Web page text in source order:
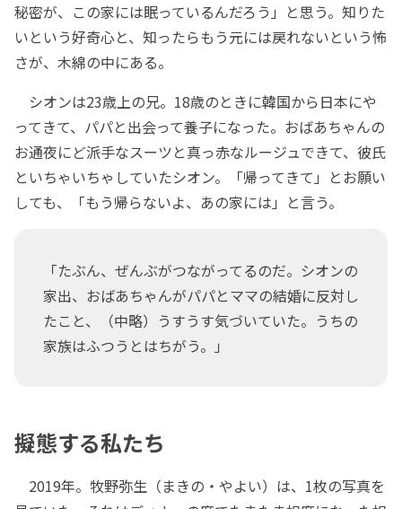
秘密が、この家には眠っているんだろう」と思う。知りた
いという好奇心と、知ったらもう元には戻れないという怖
さが、木綿の中にある。
シオンは23歳上の兄。18歳のときに韓国から日本にや
ってきて、パパと出会って養子になった。おばあちゃんの
お通夜にど派手なスーツと真っ赤なルージュできて、彼氏
といちゃいちゃしていたシオン。「帰ってきて」とお願い
しても、「もう帰らないよ、あの家には」と言う。
「たぶん、ぜんぶがつながってるのだ。シオンの
家出、おばあちゃんがパパとママの結婚に反対し
たこと、（中略）うすうす気づいていた。うちの
家族はふつうとはちがう。」
擬態する私たち
2019年。牧野弥生（まきの・やよい）は、1枚の写真を